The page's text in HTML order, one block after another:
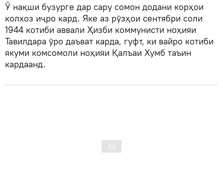
Ӯ нақши бузурге дар сару сомон додани корҳои
колхоз иҷро кард. Яке аз рӯзҳои сентябри соли
1944 котиби аввали Ҳизби коммунисти ноҳияи
Тавилдара ӯро даъват карда, гуфт, ки вайро котиби
якуми комсомоли ноҳияи Қалъаи Хумб таъин
кардаанд.